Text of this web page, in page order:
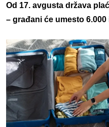
Od 17. avgusta država
– građani će umesto